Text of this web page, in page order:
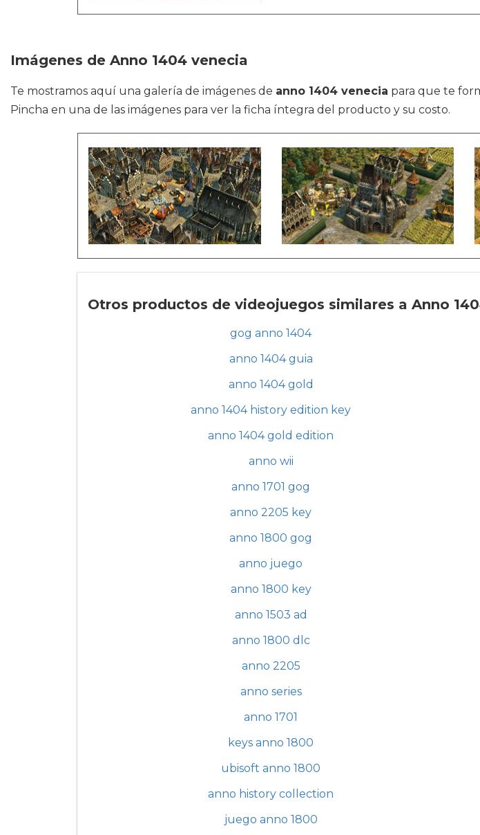
Imágenes de Anno 1404 venecia
Te mostramos aquí una galería de imágenes de anno 1404 venecia para que te
Pincha en una de las imágenes para ver la ficha íntegra del producto y su costo.
Otros productos de videojuegos similares a Anno
gog anno 1404
anno 1404 guia
anno 1404 gold
anno 1404 history edition key
anno 1404 gold edition
anno wii
anno 1701 gog
anno 2205 key
anno 1800 gog
anno juego
anno 1800 key
anno 1503 ad
anno 1800 dlc
anno 2205
anno series
anno 1701
keys anno 1800
ubisoft anno 1800
anno history collection
juego anno 1800